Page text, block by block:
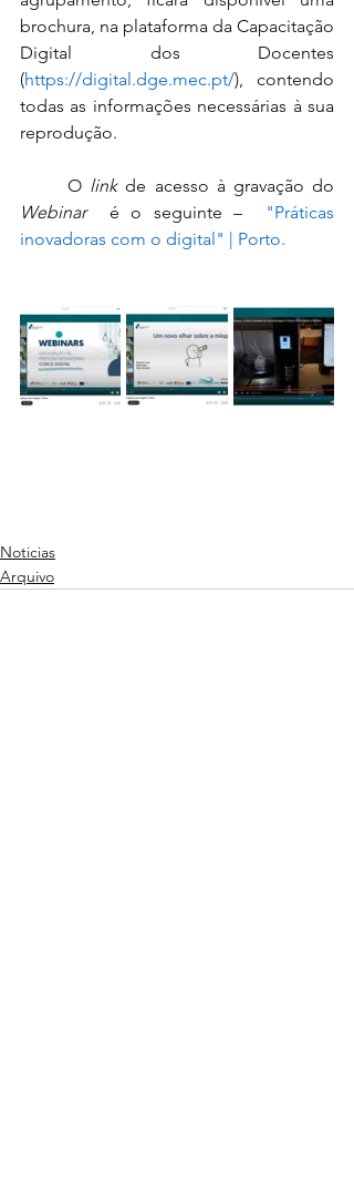
brochura, na plataforma da Capacitação
Digital dos Docentes
(https://digital.dge.mec.pt/), contendo
todas as informações necessárias à sua
reprodução.
	O
link
Webinar
  é o seguinte –
"Práticas
inovadoras com o digital" | Porto.
Noticias
Arquivo